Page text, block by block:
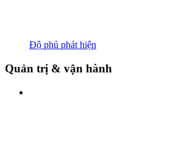
Độ phủ phát hiện
Quản trị & vận hành